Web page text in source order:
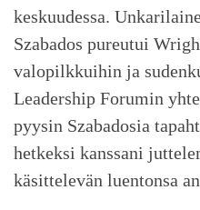
keskuudessa.
Szabados pureutui
valopilkkuihin ja
Leadership Forumin
pyysin Szabadosia
hetkeksi kanssani
käsittelevän luentonsa